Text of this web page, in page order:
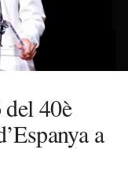
40è
a